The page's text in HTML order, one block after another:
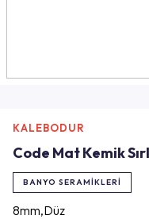
KALEBODUR
Code Mat Kemik
BANYO SERAMIKLERI
8mm,Düz